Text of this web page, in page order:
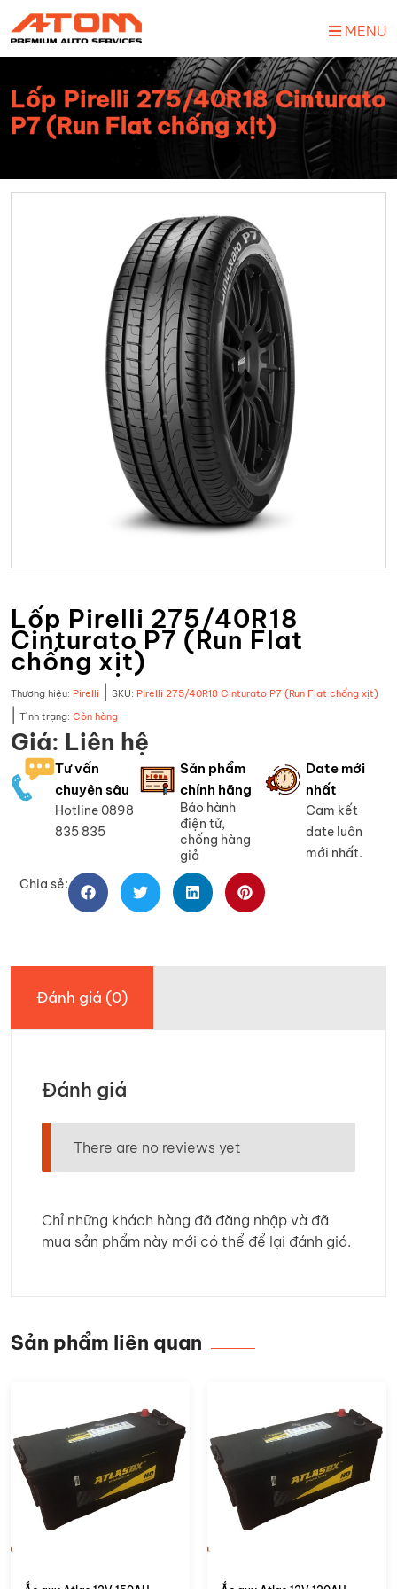
MENU
Lốp Pirelli 275/40R18 Cinturato
P7 (Run Flat chống xịt)
Lốp Pirelli 275/40R18
Cinturato P7 (Run Flat
chống xịt)
Thương hiệu: Pirelli SKU: Pirelli 275/40R18 Cinturato P7 (Run Flat chống xịt)
Tình trạng: Còn hàng
Giá: Liên hệ
Tư vấn
chuyên sâu
Hotline 0898
835 835
Sản phẩm
chính hãng
Bảo hành
điện tử,
chống hàng
giả
Date mới
nhất
Cam kết
date luôn
mới nhất.
Chia sẻ:
Đánh giá (0)
Đánh giá
There are no reviews yet
Chỉ những khách hàng đã đăng nhập và đã
mua sản phẩm này mới có thể để lại đánh giá.
Sản phẩm liên quan